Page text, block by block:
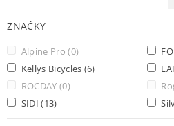
ZNAČKY
Alpine Pro(0)
Kellys Bicycles (6)
ROCDAY (0)
SIDI(13)